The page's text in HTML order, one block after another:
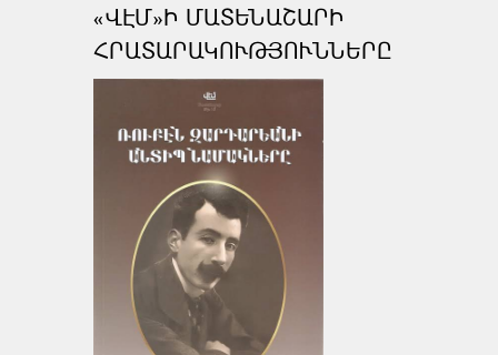
«ՎԷՄ»Ի ՄԱՏԵՆԱՇԱՐԻ
ՀՐԱՏԱՐԱԿՈՒԹՅՈՒՆՆԵՐԸ